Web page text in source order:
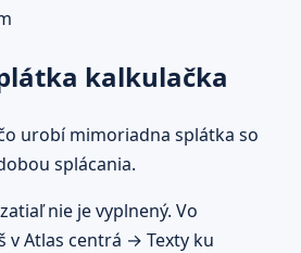
kalkulačka
urobí mimoriadna splátka so
splácania.
nie je vyplnený. Vo
v Atlas centrá → Texty ku